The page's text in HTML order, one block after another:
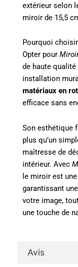
Avis
extérieur selon
miroir de 15,5
Pourquoi
Opter pour
de haute
installation
matériaux en
efficace sans
Son esthétique
plus qu’un
maîtresse de
intérieur. Avec
le miroir est
garantissant
votre image,
une touche de